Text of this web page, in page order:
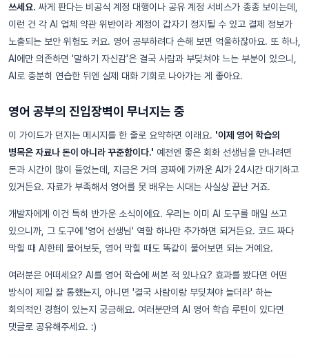
쓰세요. 싸게 판다는 비공식 계정 대행이나 공유 계정 서비스가 종종 보이는데,
이런 건 각 AI 업체 약관 위반이라 계정이 갑자기 정지될 수 있고 결제 정보가
노출되는 보안 위험도 커요. 영어 공부하려다 손해 보면 억울하잖아요. 또 하나,
AI에만 의존하면 '말하기 자신감'은 결국 사람과 부딪쳐야 느는 부분이 있으니,
AI로 충분히 연습한 뒤엔 실제 대화 기회로 나아가는 게 좋아요.
영어 공부의 진입장벽이 무너지는 중
이 가이드가 던지는 메시지를 한 줄로 요약하면 이래요. '이제 영어 학습의
병목은 자료나 돈이 아니라 꾸준함이다.' 예전엔 좋은 회화 선생님을 만나려면
돈과 시간이 많이 들었는데, 지금은 거의 공짜에 가까운 AI가 24시간 대기하고
있거든요. 자료가 부족해서 영어를 못 배우는 시대는 사실상 끝난 거죠.
개발자에게 이건 특히 반가운 소식이에요. 우리는 이미 AI 도구를 매일 쓰고
있으니까, 그 도구에 '영어 선생님' 역할 하나만 추가하면 되거든요. 코드 짜다
막힐 때 AI한테 물어보듯, 영어 막힐 때도 똑같이 물어보면 되는 거예요.
여러분은 어떠세요? AI를 영어 학습에 써본 적 있나요? 효과를 봤다면 어떤
방식이 제일 잘 통했는지, 아니면 '결국 사람이랑 부딪쳐야 늘더라' 하는
회의적인 경험이 있는지 궁금해요. 여러분만의 AI 영어 학습 루틴이 있다면
댓글로 공유해주세요. :)